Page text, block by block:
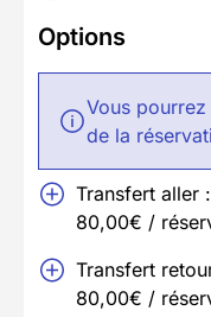
Options
Vous
de la
Transfert aller
80,00€ /
Transfert
80,00€ /